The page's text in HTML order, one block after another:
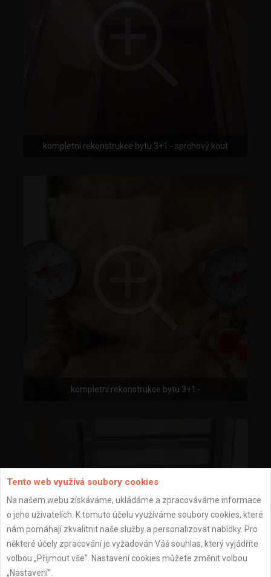
kompletní rekonstrukce bytu 3+1 - sprchový kout
kompletní rekonstrukce bytu 3+1 -
Tento web využívá soubory cookies
Na našem webu získáváme, ukládáme a zpracováváme informace
o jeho uživatelích. K tomuto účelu využíváme soubory cookies, které
nám pomáhají zkvalitnit naše služby a personalizovat nabídky. Pro
některé účely zpracování je vyžadován Váš souhlas, který vyjádříte
volbou „Přijmout vše“. Nastavení cookies můžete změnit volbou
„Nastavení“.